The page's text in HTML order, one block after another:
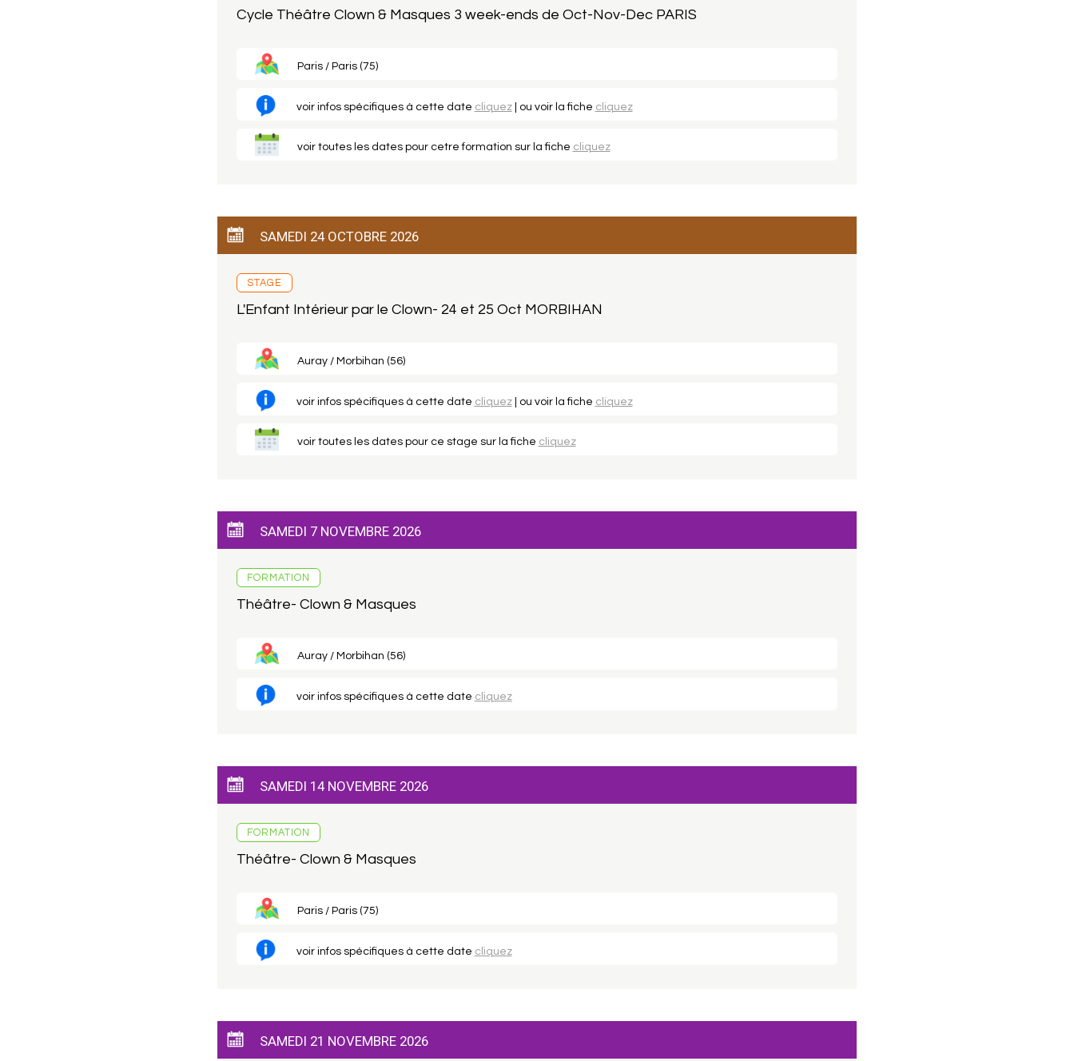
Cycle Théâtre Clown & Masques 3 week-ends de Oct-Nov-Dec PARIS
Paris / Paris (75)
voir infos spécifiques à cette date cliquez| ou voir la fiche cliquez
voir toutes les dates pour cetre formation sur la fiche cliquez
SAMEDI 24 OCTOBRE 2026
STAGE
L'Enfant Intérieur par le Clown- 24 et 25 Oct MORBIHAN
Auray / Morbihan (56)
voir infos spécifiques à cette date cliquez| ou voir la fiche cliquez
voir toutes les dates pour ce stage sur la fiche cliquez
SAMEDI 7 NOVEMBRE 2026
FORMATION
Théâtre- Clown & Masques
Auray / Morbihan (56)
voir infos spécifiques à cette date cliquez
SAMEDI 14 NOVEMBRE 2026
FORMATION
Théâtre- Clown & Masques
Paris / Paris (75)
voir infos spécifiques à cette date cliquez
SAMEDI 21 NOVEMBRE 2026